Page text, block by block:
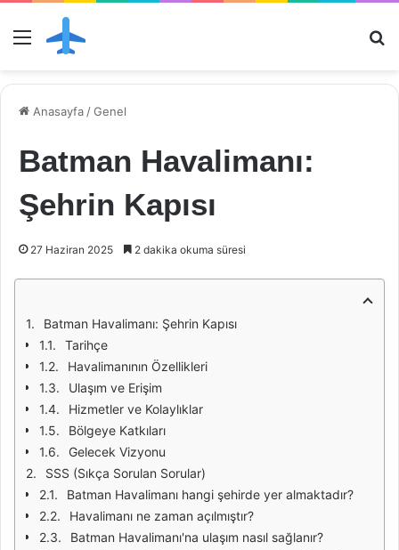
Menü
Anasayfa /Genel
Batman Havalimanı:
Şehrin Kapısı
27 Haziran 2025 2 dakika okuma süresi
Batman Havalimanı: Şehrin Kapısı
Tarihçe
Havalimanının Özellikleri
Ulaşım ve Erişim
Hizmetler ve Kolaylıklar
Bölgeye Katkıları
Gelecek Vizyonu
SSS (Sıkça Sorulan Sorular)
Batman Havalimanı hangi şehirde yer almaktadır?
Havalimanı ne zaman açılmıştır?
Batman Havalimanı'na ulaşım nasıl sağlanır?